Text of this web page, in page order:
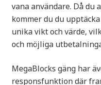
vana användare. Då du
kommer du du
unika vikt och värde,
och möjliga
MegaBlocks gäng har
responsfunktion där